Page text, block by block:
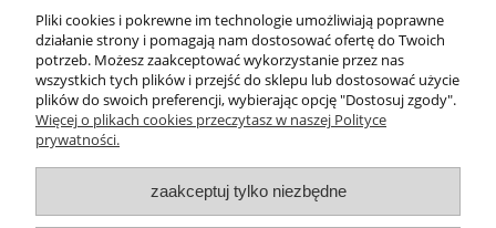
Pomoc
Moje konto
Informacje
Pliki cookies i pokrewne im technologie umożliwiają poprawne
działanie strony i pomagają nam dostosować ofertę do Twoich
potrzeb. Możesz zaakceptować wykorzystanie przez nas
wszystkich tych plików i przejść do sklepu lub dostosować użycie
plików do swoich preferencji, wybierając opcję "Dostosuj zgody".
Więcej o plikach cookies przeczytasz w naszej Polityce
prywatności.
zaakceptuj tylko niezbędne